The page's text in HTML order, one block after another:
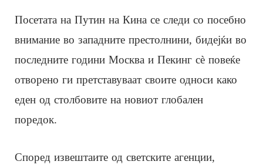
Посетата на Путин на Кина се следи со посебно
внимание во западните престолнини, бидејќи во
последните години Москва и Пекинг сè повеќе
отворено ги претставуваат своите односи како
еден од столбовите на новиот глобален
поредок.
Според извештаите од светските агенции,